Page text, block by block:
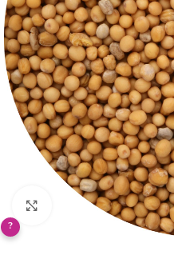
Klikněte pro zvětšení
?